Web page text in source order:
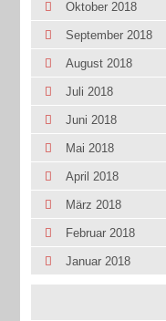
Oktober 2018
September 2018
August 2018
Juli 2018
Juni 2018
Mai 2018
April 2018
März 2018
Februar 2018
Januar 2018